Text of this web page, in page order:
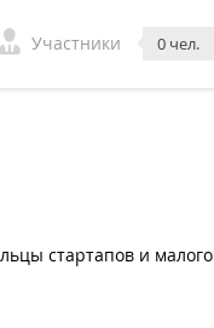
Участники 0 чел.
стартапов и малого